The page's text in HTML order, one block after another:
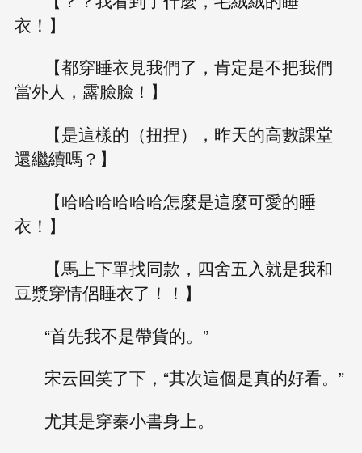
衣！】
【都穿睡衣見我們了，肯定是不把我們
當外人，露臉臉！】
【是這樣的（扭捏），昨天的高數課堂
還繼續嗎？】
【哈哈哈哈哈哈怎麼是這麼可愛的睡
衣！】
【馬上下單找同款，四舍五入就是我和
豆漿穿情侶睡衣了！！】
“首先我不是帶貨的。”
宋云回笑了下，“其次這個是真的好看。”
尤其是穿秦小書身上。